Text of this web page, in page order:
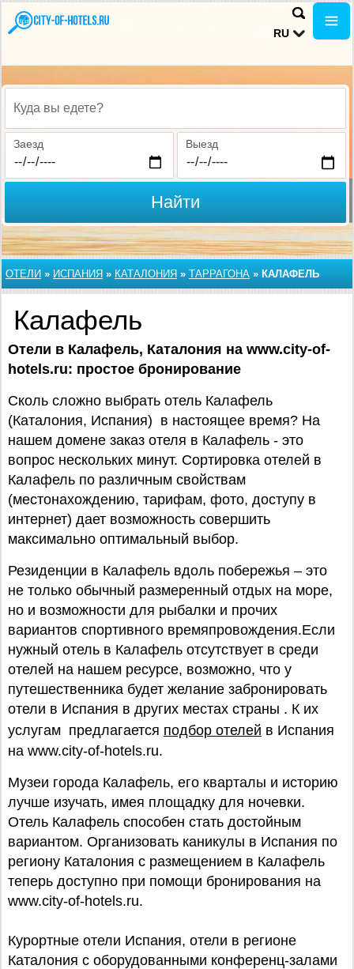
RU
Куда вы едете?
Заезд Выезд
Найти
ОТЕЛИ » ИСПАНИЯ » КАТАЛОНИЯ » ТАРРАГОНА » КАЛАФЕЛЬ
Калафель
Отели в Калафель, Каталония на www.city-of-
hotels.ru: простое бронирование
Сколь сложно выбрать отель Калафель
(Каталония, Испания) в настоящее время? На
нашем домене заказ отеля в Калафель - это
вопрос нескольких минут. Сортировка отелей в
Калафель по различным свойствам
(местонахождению, тарифам, фото, доступу в
интернет) дает возможность совершить
максимально оптимальный выбор.
Резиденции в Калафель вдоль побережья – это
не только обычный размеренный отдых на море,
но и возможности для рыбалки и прочих
вариантов спортивного времяпровождения.Если
нужный отель в Калафель отсутствует в среди
отелей на нашем ресурсе, возможно, что у
путешественника будет желание забронировать
отели в Испания в других местах страны . К их
услугам предлагается подбор отелей в Испания
на www.city-of-hotels.ru.
Музеи города Калафель, его кварталы и историю
лучше изучать, имея площадку для ночевки.
Отель Калафель способен стать достойным
вариантом. Организовать каникулы в Испания по
региону Каталония с размещением в Калафель
теперь доступно при помощи бронирования на
www.city-of-hotels.ru.
Курортные отели Испания, отели в регионе
Каталония с оборудованными конференц-залами